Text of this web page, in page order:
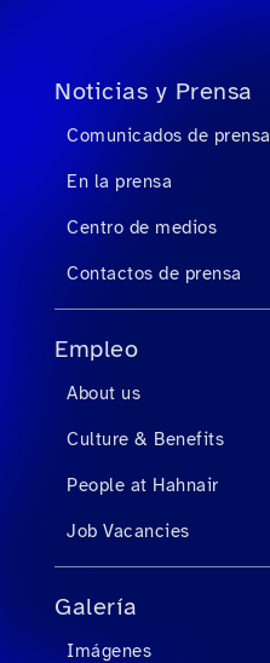
Noticias y Prensa
Comunicados de prensa
En la prensa
Centro de medios
Contactos de prensa
Empleo
About us
Culture & Benefits
People at Hahnair
Job Vacancies
Galería
Imágenes